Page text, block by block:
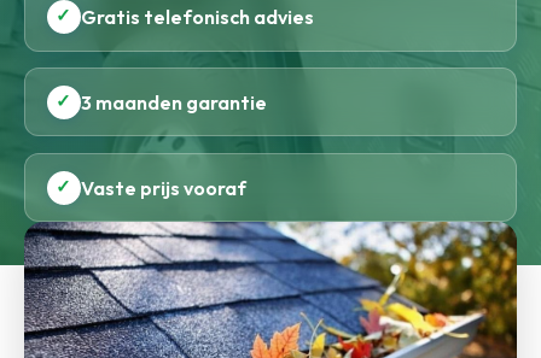
✓ Gratis telefonisch advies
✓ 3 maanden garantie
✓ Vaste prijs vooraf